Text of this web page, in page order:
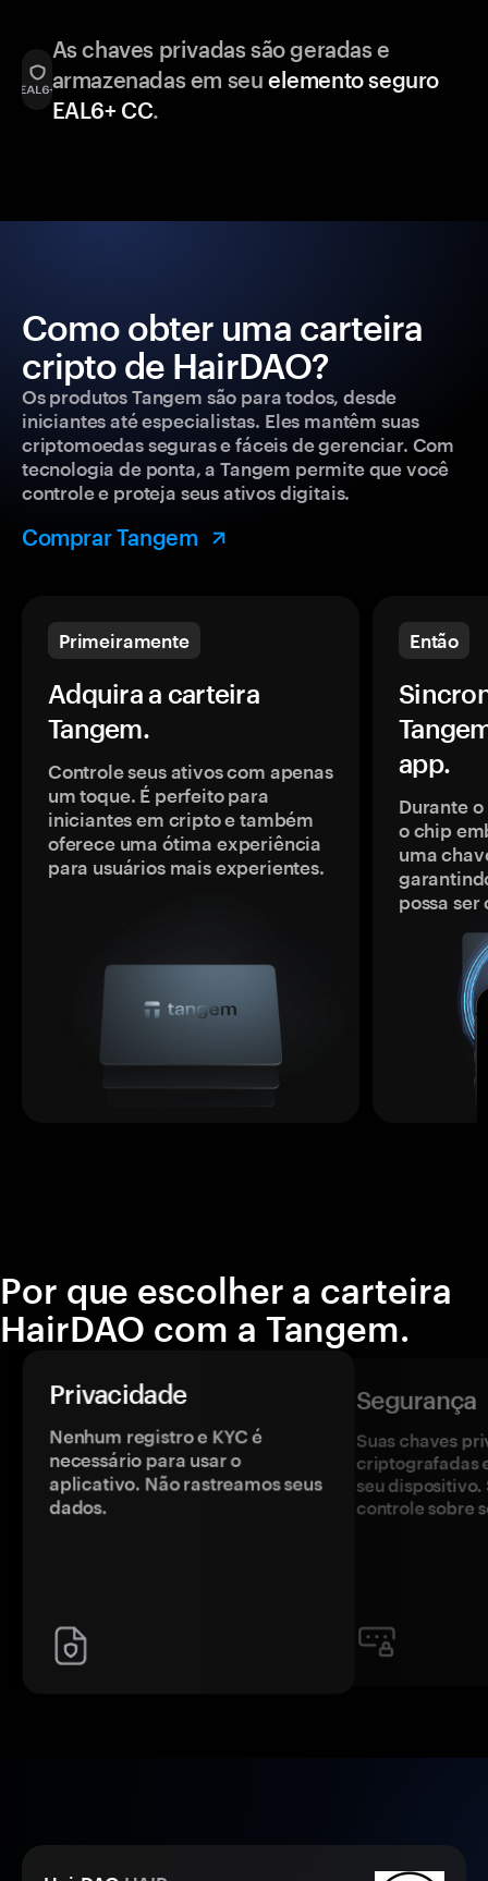
As chaves privadas são geradas e
armazenadas em seu elemento seguro
EAL6+ CC.
Como obter uma carteira
cripto de HairDAO?
Os produtos Tangem são para todos, desde
iniciantes até especialistas. Eles mantêm suas
criptomoedas seguras e fáceis de gerenciar. Com
tecnologia de ponta, a Tangem permite que você
controle e proteja seus ativos digitais.
Comprar Tangem
Primeiramente
Adquira a carteira
Tangem.
Controle seus ativos com apenas
um toque. É perfeito para
iniciantes em cripto e também
oferece uma ótima experiência
para usuários mais experientes.
Então
app.
Durante
o chip
uma
possa
Por que escolher a carteira
HairDAO com a Tangem.
Privacidade
Nenhum registro e KYC é
necessário para usar o
aplicativo. Não rastreamos seus
dados.
Segurança
Suas chaves
criptografadas
seu dispositivo.
controle sobre